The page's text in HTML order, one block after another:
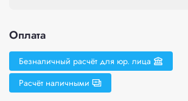
Оплата
Безналичный расчёт для юр. лица
Расчёт наличными